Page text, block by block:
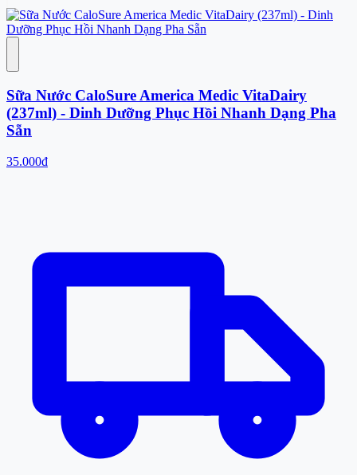
Sữa Nước CaloSure America Medic VitaDairy
(237ml) - Dinh Dưỡng Phục Hồi Nhanh Dạng Pha
Sẵn
35.000đ